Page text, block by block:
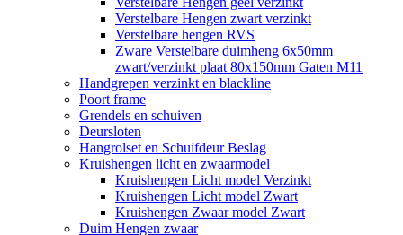
Verstelbare Hengen zwart verzinkt
Verstelbare hengen RVS
Zware Verstelbare duimheng 6x50mm
zwart/verzinkt plaat 80x150mm Gaten M11
Handgrepen verzinkt en blackline
Poort frame
Grendels en schuiven
Deursloten
Hangrolset en Schuifdeur Beslag
Kruishengen licht en zwaarmodel
Kruishengen Licht model Verzinkt
Kruishengen Licht model Zwart
Kruishengen Zwaar model Zwart
Duim Hengen zwaar